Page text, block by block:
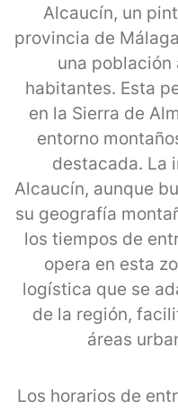
Alcaucín, un
provincia de
una población
habitantes. Esta
en la Sierra de
entorno
destacada. La
Alcaucín, aunque
su geografía
los tiempos de
opera en esta
logística que se
de la región,
áreas
Los horarios de